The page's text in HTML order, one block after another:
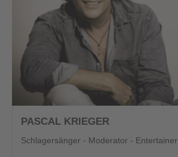
PASCAL KRIEGER
Schlagersänger - Moderator - Entertainer